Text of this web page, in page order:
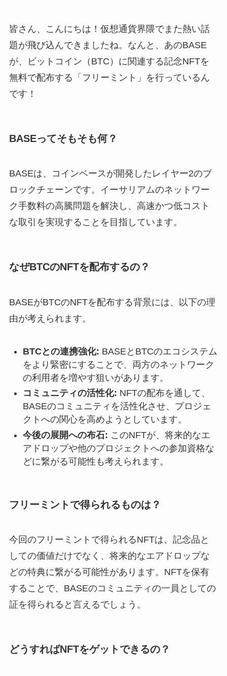
皆さん、こんにちは！仮想通貨界隈でまた熱い話
題が飛び込んできましたね。なんと、あのBASE
が、ビットコイン（BTC）に関連する記念NFTを
無料で配布する「フリーミント」を行っているん
です！
BASEってそもそも何？
BASEは、コインベースが開発したレイヤー2のブ
ロックチェーンです。イーサリアムのネットワー
ク手数料の高騰問題を解決し、高速かつ低コスト
な取引を実現することを目指しています。
なぜBTCのNFTを配布するの？
BASEがBTCのNFTを配布する背景には、以下の理
由が考えられます。
BTCとの連携強化: BASEとBTCのエコシステム
をより緊密にすることで、両方のネットワーク
の利用者を増やす狙いがあります。
コミュニティの活性化: NFTの配布を通して、
BASEのコミュニティを活性化させ、プロジェ
クトへの関心を高めようとしています。
今後の展開への布石: このNFTが、将来的なエ
アドロップや他のプロジェクトへの参加資格な
どに繋がる可能性も考えられます。
フリーミントで得られるものは？
今回のフリーミントで得られるNFTは、記念品と
しての価値だけでなく、将来的なエアドロップな
どの特典に繋がる可能性があります。NFTを保有
することで、BASEのコミュニティの一員としての
証を得られると言えるでしょう。
どうすればNFTをゲットできるの？